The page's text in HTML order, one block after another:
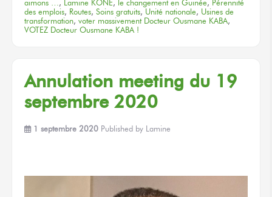
aimons … , Lamine KONÉ, le changement en Guinée, Pérennité
des emplois, Routes, Soins gratuits, Unité nationale, Usines de
transformation, voter massivement Docteur Ousmane KABA,
VOTEZ Docteur Ousmane KABA !
Annulation meeting du 19
septembre 2020
1 septembre 2020 Published by Lamine